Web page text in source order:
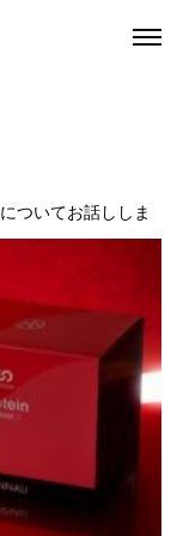
ついてお話ししま